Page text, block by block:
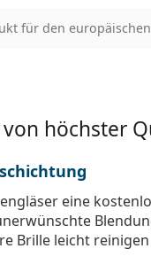
für den
höchster
eine
Brille leicht